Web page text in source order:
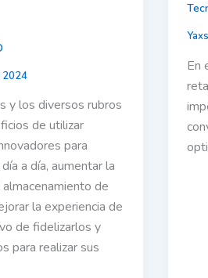
2024
y los diversos rubros
de utilizar
para
a día, aumentar la
de
la experiencia de
de fidelizarlos y
para realizar sus
En